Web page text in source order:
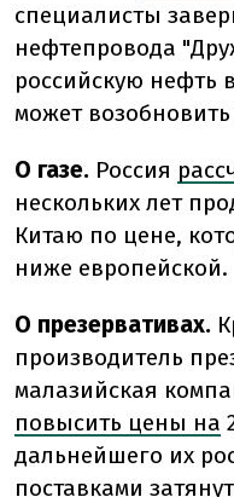
специалисты
нефтепровода
российскую нефть
может
О газе. Россия
нескольких лет
Китаю по цене,
ниже европейской.
О презервативах.
производитель
малазийская
повысить цены на
дальнейшего их
поставками